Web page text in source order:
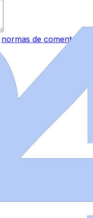
normas de comentarios